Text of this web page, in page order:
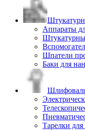
Аппараты
Шпатели
Баки для
Тарелки